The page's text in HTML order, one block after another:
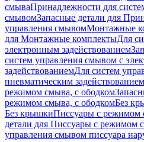
смываПринадлежности для
смывомЗапасные детали для
управления смывомМонтажные
для Монтажные комплектыДля
электронным задействованием
систем управления смывом с
задействованиемДля систем
пневматическим задействованием
режимом смыва, с ободком
режимом смыва, с ободкомБез
Без крышкиПиссуары с режимом
детали для Писсуары с режимом
управления смывом писсуара